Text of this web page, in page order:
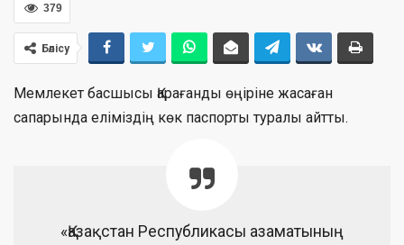
379
Бөлісу
Мемлекет басшысы Қарағанды өңіріне жасаған
сапарында еліміздің көк паспорты туралы айтты.
«Қазақстан Республикасы азаматының